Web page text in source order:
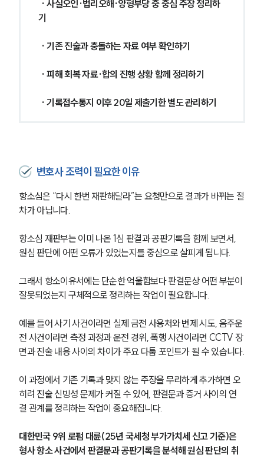
기
· 기존 진술과 충돌하는 자료 여부 확인하기
· 피해 회복 자료·합의 진행 상황 함께 정리하기
· 기록접수통지 이후 20일 제출기한 별도 관리하기
변호사 조력이 필요한 이유
항소심은 “다시 한번 재판해달라”는 요청만으로 결과가 바뀌는 절
차가 아닙니다.
항소심 재판부는 이미 나온 1심 판결과 공판기록을 함께 보면서,
원심 판단에 어떤 오류가 있었는지를 중심으로 살피게 됩니다.
그래서 항소이유서에는 단순한 억울함보다 판결문상 어떤 부분이
잘못되었는지 구체적으로 정리하는 작업이 필요합니다.
예를 들어 사기 사건이라면 실제 금전 사용처와 변제 시도, 음주운
전 사건이라면 측정 과정과 운전 경위, 폭행 사건이라면 CCTV 장
면과 진술 내용 사이의 차이가 주요 다툼 포인트가 될 수 있습니다.
이 과정에서 기존 기록과 맞지 않는 주장을 무리하게 추가하면 오
히려 진술 신빙성 문제가 커질 수 있어, 판결문과 증거 사이의 연
결 관계를 정리하는 작업이 중요해집니다.
대한민국 9위 로펌 대륜(25년 국세청 부가가치세 신고 기준)은
형사 항소 사건에서 판결문과 공판기록을 분석해 원심 판단의 취